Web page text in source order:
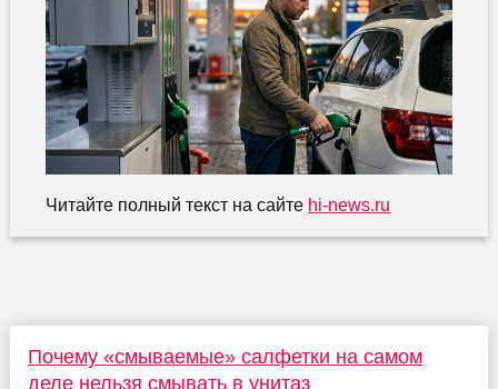
Читайте полный текст на сайте hi-news.ru
Почему «смываемые» салфетки на самом
деле нельзя смывать в унитаз